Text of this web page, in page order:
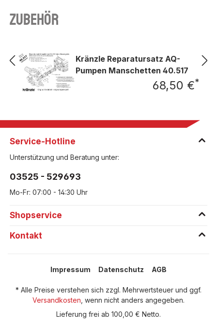
Zubehör
Kränzle Reparatursatz AQ-
Pumpen Manschetten 40.517
68,50 €*
Service-Hotline
Unterstützung und Beratung unter:
03525 - 529693
Mo-Fr: 07:00 - 14:30 Uhr
Shopservice
Kontakt
Impressum Datenschutz AGB
* Alle Preise verstehen sich zzgl. Mehrwertsteuer und ggf.
Versandkosten , wenn nicht anders angegeben.
Lieferung frei ab 100,00 € Netto.